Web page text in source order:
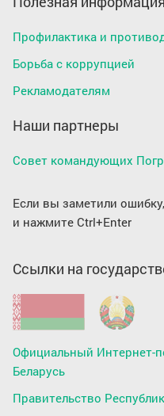
Профилактика и
Борьба с коррупцией
Рекламодателям
Наши партнеры
Совет командующих
Если вы заметили
и нажмите Ctrl+Enter
Ссылки на
Официальный Интернет-
Беларусь
Правительство